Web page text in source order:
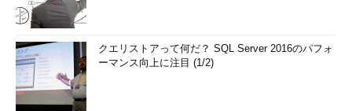
クエリストアって何だ？ SQL Server 2016のパフォ
ーマンス向上に注目 (1/2)